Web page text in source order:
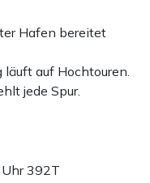
Hafen bereitet
läuft auf Hochtouren.
jede Spur.
392T